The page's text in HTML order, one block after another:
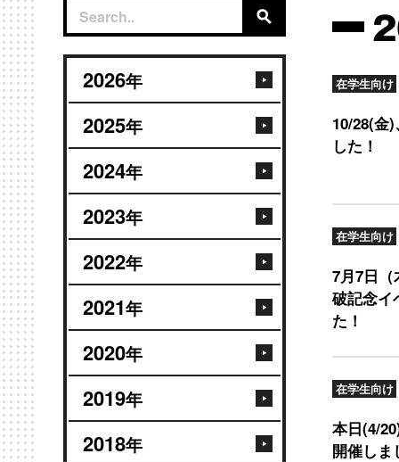
2026年
2025年
2024年
2023年
2022年
2021年
2020年
2019年
2018年
在学生向け
10/28(金
した！
在学生向け
7月7日
破記念イ
た！
在学生向け
本日(4/
開催しま